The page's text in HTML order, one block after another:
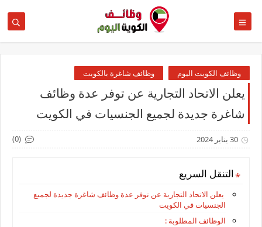
وظائف الكويت اليوم وظائف شاغرة بالكويت
يعلن الاتحاد التجارية عن توفر عدة وظائف
شاغرة جديدة لجميع الجنسيات في الكويت
30 يناير 2024 (0)
التنقل السريع
يعلن الاتحاد التجارية عن توفر عدة وظائف شاغرة جديدة لجميع
الجنسيات في الكويت
الوظائف المطلوبة :